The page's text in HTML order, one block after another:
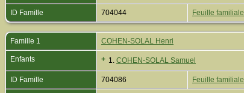
ID Famille 704044 Feuille familiale
Famille 1 COHEN-SOLAL Henri
Enfants + 1. COHEN-SOLAL Samuel
ID Famille 704086 Feuille familiale